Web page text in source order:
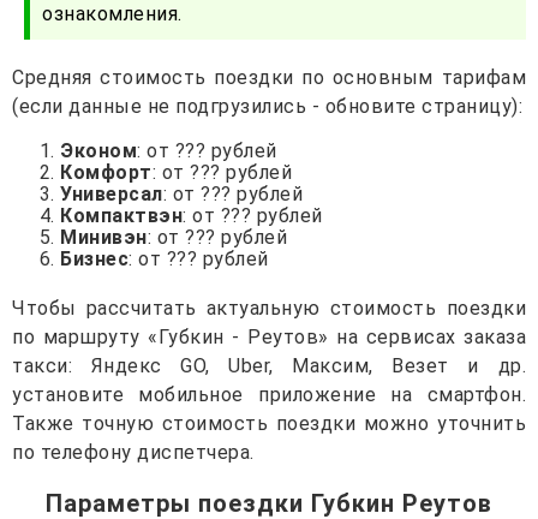
ознакомления.
Средняя стоимость поездки по основным тарифам
(если данные не подгрузились - обновите страницу):
Эконом: от ??? рублей
Комфорт: от ??? рублей
Универсал: от ??? рублей
Компактвэн: от ??? рублей
Минивэн: от ??? рублей
Бизнес: от ??? рублей
Чтобы рассчитать актуальную стоимость поездки
по маршруту «Губкин - Реутов» на сервисах заказа
такси: Яндекс GO, Uber, Максим, Везет и др.
установите мобильное приложение на смартфон.
Также точную стоимость поездки можно уточнить
по телефону диспетчера.
Параметры поездки Губкин Реутов